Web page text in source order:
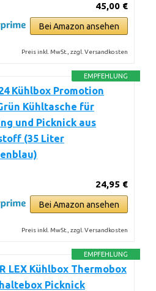
45,00 €
Bei Amazon ansehen
Preis inkl. MwSt., zzgl. Versandkosten
EMPFEHLUNG
Kühlbox Promotion
Kühltasche für
und Picknick aus
(35 Liter
24,95 €
Bei Amazon ansehen
Preis inkl. MwSt., zzgl. Versandkosten
EMPFEHLUNG
LEX Kühlbox Thermobox
Picknick